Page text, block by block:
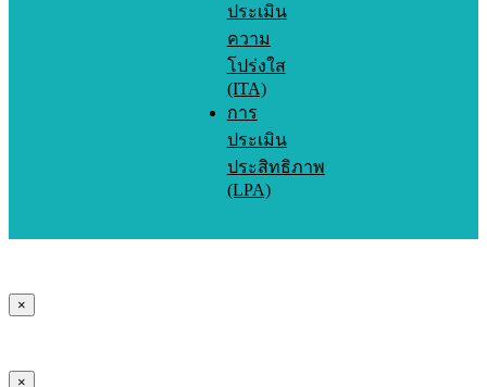
ประเมิน
ความ
โปร่งใส
(ITA)
การ
ประเมิน
ประสิทธิภาพ
(LPA)
×
×